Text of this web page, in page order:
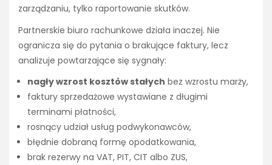
zarządzaniu, tylko raportowanie skutków.
Partnerskie biuro rachunkowe działa inaczej. Nie
ogranicza się do pytania o brakujące faktury, lecz
analizuje powtarzające się sygnały:
nagły wzrost kosztów stałych bez wzrostu marży,
faktury sprzedażowe wystawiane z długimi
terminami płatności,
rosnący udział usług podwykonawców,
błędnie dobraną formę opodatkowania,
brak rezerwy na VAT, PIT, CIT albo ZUS,